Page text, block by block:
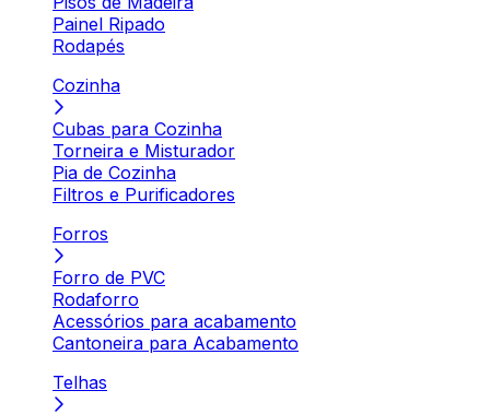
Painel Ripado
Rodapés
Cozinha
Cubas para Cozinha
Torneira e Misturador
Pia de Cozinha
Filtros e Purificadores
Forros
Forro de PVC
Rodaforro
Acessórios para acabamento
Cantoneira para Acabamento
Telhas